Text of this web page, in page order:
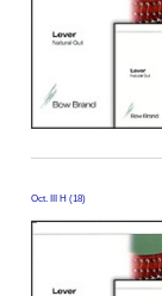
Oct. III H (18)